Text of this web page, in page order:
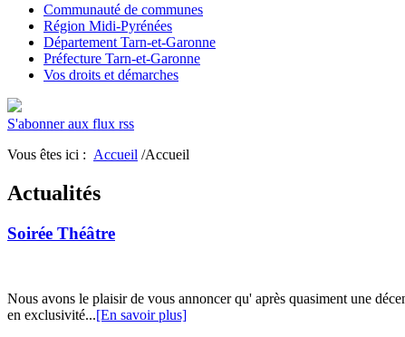
Communauté de communes
Région Midi-Pyrénées
Département Tarn-et-Garonne
Préfecture Tarn-et-Garonne
Vos droits et démarches
S'abonner aux flux rss
Vous êtes ici : Accueil /Accueil
Actualités
Soirée Théâtre
Nous avons le plaisir de vous annoncer qu' après quasiment une
en exclusivité...[En savoir plus]